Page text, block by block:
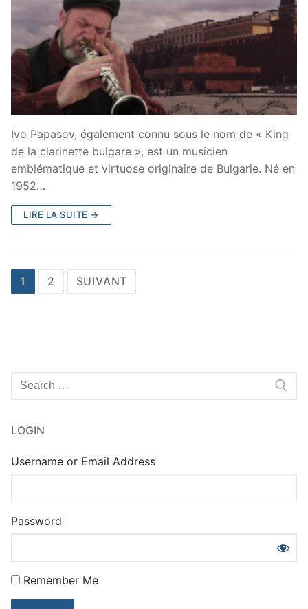
Ivo Papasov, également connu sous le nom de « King
de la clarinette bulgare », est un musicien
emblématique et virtuose originaire de Bulgarie. Né en
1952…
LIRE LA SUITE →
Navigation
1 2 SUIVANT
Rechercher
:
LOGIN
Username or Email Address
Password
Remember Me